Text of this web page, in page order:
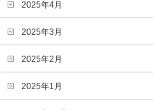
2025年4月
2025年3月
2025年2月
2025年1月